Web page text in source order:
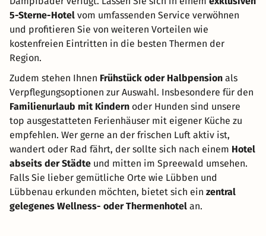
5-Sterne-Hotel vom umfassenden Service verwöhnen
und profitieren Sie von weiteren Vorteilen wie
kostenfreien Eintritten in die besten Thermen der
Region.
Zudem stehen Ihnen Frühstück oder Halbpension als
Verpflegungsoptionen zur Auswahl. Insbesondere für den
Familienurlaub mit Kindern oder Hunden sind unsere
top ausgestatteten Ferienhäuser mit eigener Küche zu
empfehlen. Wer gerne an der frischen Luft aktiv ist,
wandert oder Rad fährt, der sollte sich nach einem Hotel
abseits der Städte und mitten im Spreewald umsehen.
Falls Sie lieber gemütliche Orte wie Lübben und
Lübbenau erkunden möchten, bietet sich ein zentral
gelegenes Wellness- oder Thermenhotel an.